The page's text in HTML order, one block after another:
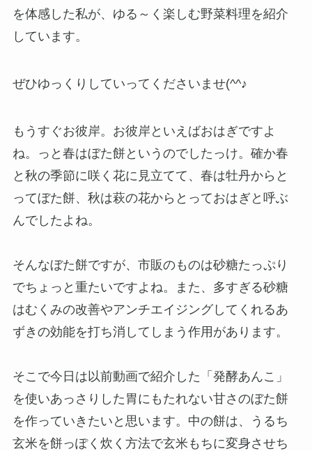
を体感した私が、ゆる～く楽しむ野菜料理を紹介
しています。
ぜひゆっくりしていってくださいませ(^^♪
もうすぐお彼岸。お彼岸といえばおはぎですよ
ね。っと春はぼた餅というのでしたっけ。確か春
と秋の季節に咲く花に見立てて、春は牡丹からと
ってぼた餅、秋は萩の花からとっておはぎと呼ぶ
んでしたよね。
そんなぼた餅ですが、市販のものは砂糖たっぷり
でちょっと重たいですよね。また、多すぎる砂糖
はむくみの改善やアンチエイジングしてくれるあ
ずきの効能を打ち消してしまう作用があります。
そこで今日は以前動画で紹介した「発酵あんこ」
を使いあっさりした胃にもたれない甘さのぼた餅
を作っていきたいと思います。中の餅は、うるち
玄米を餅っぽく炊く方法で玄米もちに変身させち